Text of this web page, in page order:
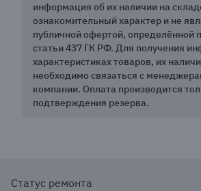
информация об их наличии на
ознакомительный характер и не
публичной офертой, определённой
статьи 437 ГК РФ. Для получения
характеристиках товаров, их
необходимо связаться с
компании. Оплата производится
подтверждения резерва.
Статус ремонта